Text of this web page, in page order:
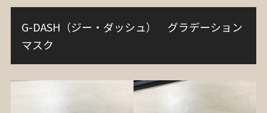
G-DASH（ジー・ダッシュ） グラデーション
マスク